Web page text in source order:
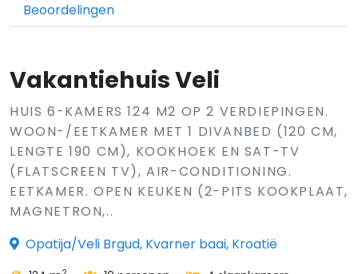
Beoordelingen
Vakantiehuis Veli
HUIS 6-KAMERS 124 M2 OP 2 VERDIEPINGEN.
WOON-/EETKAMER MET 1 DIVANBED (120 CM,
LENGTE 190 CM), KOOKHOEK EN SAT-TV
(FLATSCREEN TV), AIR-CONDITIONING.
EETKAMER. OPEN KEUKEN (2-PITS KOOKPLAAT,
MAGNETRON,..
Opatija/Veli Brgud, Kvarner baai, Kroatië